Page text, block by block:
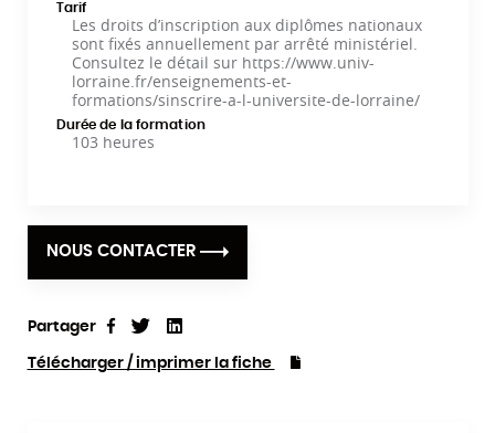
Tarif
Les droits d’inscription aux diplômes nationaux
sont fixés annuellement par arrêté ministériel.
Consultez le détail sur https://www.univ-
lorraine.fr/enseignements-et-
formations/sinscrire-a-l-universite-de-lorraine/
Durée de la formation
103 heures
NOUS CONTACTER
Partager PartagerTweet
Télécharger / imprimer la fiche